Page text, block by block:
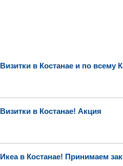
Визитки в Костанае и по всему
Визитки в Костанае! Акция
Икеа в Костанае! Принимаем